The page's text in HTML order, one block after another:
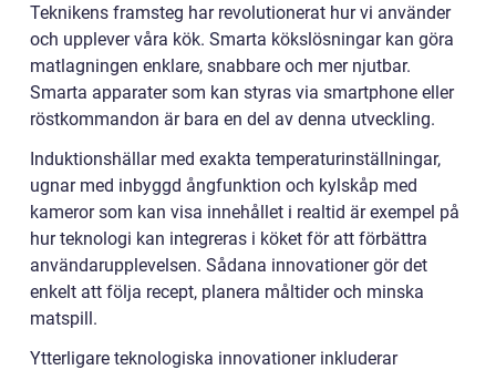
Teknikens framsteg har revolutionerat hur vi använder
och upplever våra kök. Smarta kökslösningar kan göra
matlagningen enklare, snabbare och mer njutbar.
Smarta apparater som kan styras via smartphone eller
röstkommandon är bara en del av denna utveckling.
Induktionshällar med exakta temperaturinställningar,
ugnar med inbyggd ångfunktion och kylskåp med
kameror som kan visa innehållet i realtid är exempel på
hur teknologi kan integreras i köket för att förbättra
användarupplevelsen. Sådana innovationer gör det
enkelt att följa recept, planera måltider och minska
matspill.
Ytterligare teknologiska innovationer inkluderar